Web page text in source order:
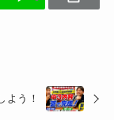
よう！